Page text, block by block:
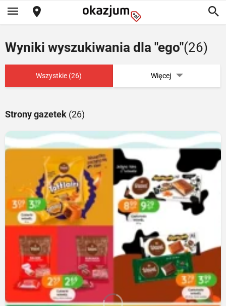
Wyniki wyszukiwania dla "ego"(26)
Wszystkie (26) Więcej
Strony gazetek (26)